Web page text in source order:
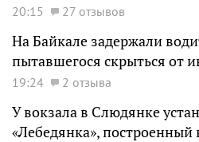
20:15 27 отзывов
На Байкале задержали
пытавшегося скрыться от
19:24 2 отзыва
У вокзала в Слюдянке
«Лебедянка», построенный